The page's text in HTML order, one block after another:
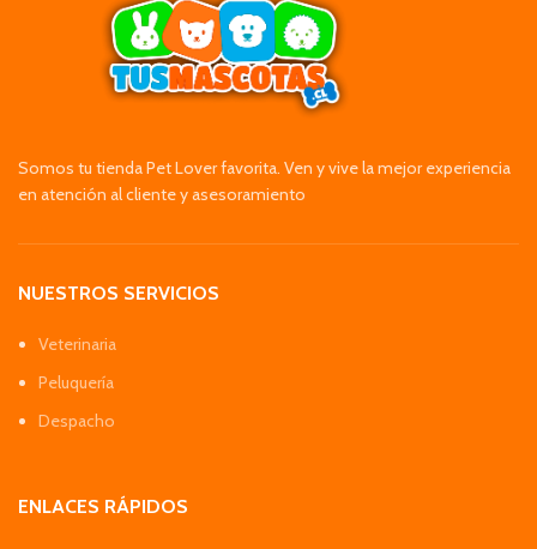
Somos tu tienda Pet Lover favorita. Ven y vive la mejor experiencia
en atención al cliente y asesoramiento
NUESTROS SERVICIOS
Veterinaria
Peluquería
Despacho
ENLACES RÁPIDOS